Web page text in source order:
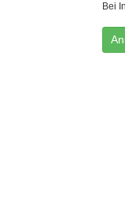
Bei